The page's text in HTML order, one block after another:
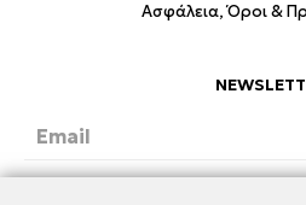
Ασφάλεια, Όροι &